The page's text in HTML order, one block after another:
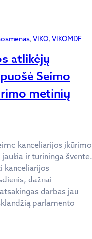
, VIKO, VIKOMDF
atlikėjų
Seimo
metinių
kanceliarijos įkūrimo
ir turininga švente.
kanceliarijos
dažnai
darbas jau
parlamento